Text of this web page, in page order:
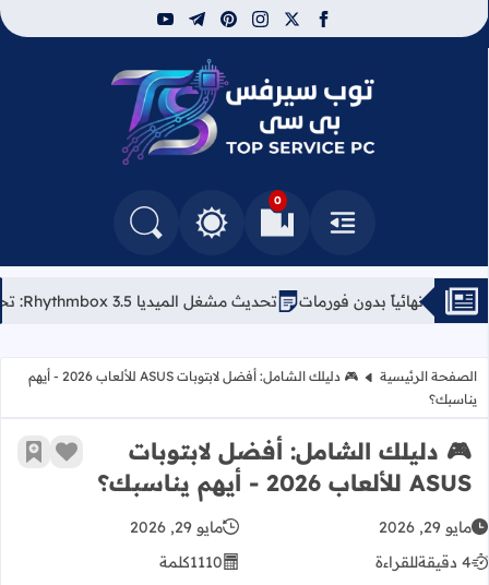
facebook
x
instagram
pinterest
telegram
youtube
توب سيرفس
القائمة
0
العلامات المرجعيةالتغيير بين الوضع النهاري والداكن
البحث في المدونة
تحديث مشغل الميديا Rhythmbox 3.5: تحسينات مبهرة للبودكاست وكلمات الأغاني
الصفحة الرئيسية
🎮 دليلك الشامل: أفضل لابتوبات ASUS للألعاب 2026 - أيهم
يناسبك؟
🎮 دليلك الشامل: أفضل لابتوبات
ASUS للألعاب 2026 - أيهم يناسبك؟
زر أضف
مايو 29, 2026
مايو 29, 2026
4 دقيقة
للقراءة 1110كلمة